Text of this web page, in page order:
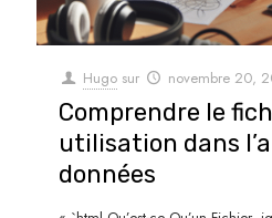
Hugo sur novembre 20,
Comprendre le
utilisation dans
données